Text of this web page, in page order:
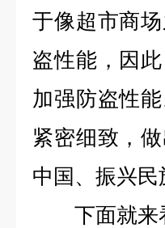
于像超市商
盗性能，因
加强防盗性
紧密细致，
中国、振兴
下面就来